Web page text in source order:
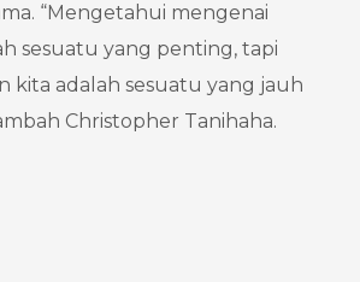
“Mengetahui mengenai
sesuatu yang penting, tapi
kita adalah sesuatu yang jauh
Christopher Tanihaha.